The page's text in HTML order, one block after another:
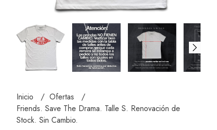
Inicio
Ofertas
Friends. Save The Drama. Talle S. Renovación de
Stock. Sin Cambio.